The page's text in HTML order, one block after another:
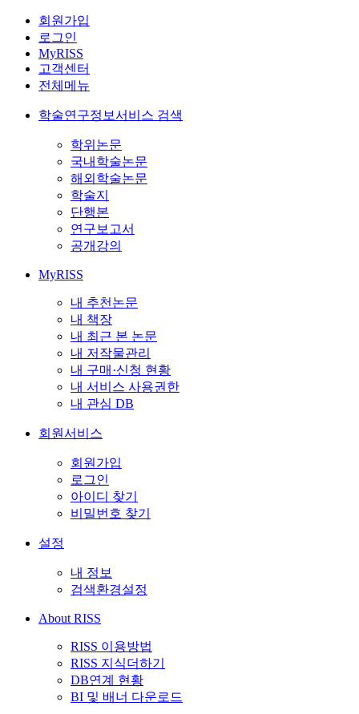
회원가입
로그인
MyRISS
고객센터
전체메뉴
학술연구정보서비스 검색
학위논문
국내학술논문
해외학술논문
학술지
단행본
연구보고서
공개강의
MyRISS
내 추천논문
내 책장
내 최근 본 논문
내 저작물관리
내 구매·신청 현황
내 서비스 사용권한
내 관심 DB
회원서비스
회원가입
로그인
아이디 찾기
비밀번호 찾기
설정
내 정보
검색환경설정
About RISS
RISS 이용방법
RISS 지식더하기
DB연계 현황
BI 및 배너 다운로드